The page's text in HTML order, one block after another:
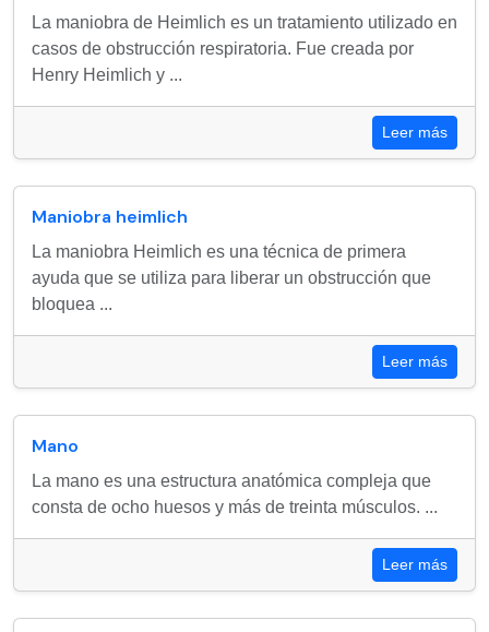
La maniobra de Heimlich es un tratamiento utilizado en
casos de obstrucción respiratoria. Fue creada por
Henry Heimlich y ...
Leer más
Maniobra heimlich
La maniobra Heimlich es una técnica de primera
ayuda que se utiliza para liberar un obstrucción que
bloquea ...
Leer más
Mano
La mano es una estructura anatómica compleja que
consta de ocho huesos y más de treinta músculos. ...
Leer más